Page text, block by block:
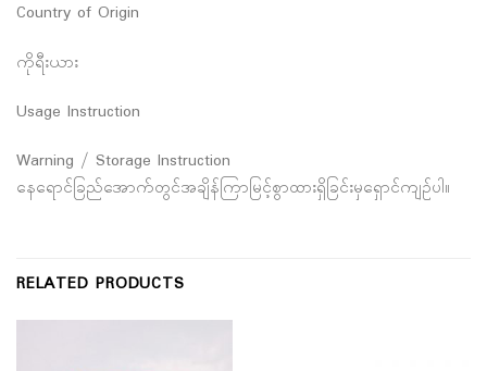
Country of Origin
ကိုရီးယား
Usage Instruction
Warning / Storage Instruction
နေရောင်ခြည်အောက်တွင်အချိန်ကြာမြင့်စွာထားရှိခြင်းမှရှောင်ကျဉ်ပါ။
RELATED PRODUCTS